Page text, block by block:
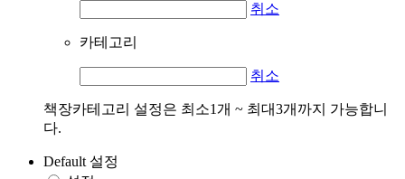
취소
카테고리
취소
책장카테고리 설정은 최소1개 ~ 최대3개까지 가능합니
다.
Default 설정